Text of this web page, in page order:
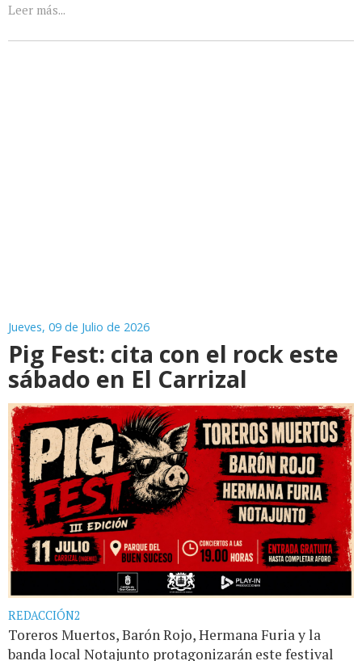
Leer más...
Jueves, 09 de Julio de 2026
Pig Fest: cita con el rock este
sábado en El Carrizal
REDACCIÓN2
Toreros Muertos, Barón Rojo, Hermana Furia y la
banda local Notajunto protagonizarán este festival